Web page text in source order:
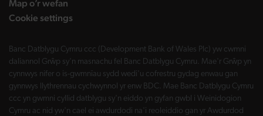
Map o’r wefan
Cookie settings
Banc Datblygu Cymru ccc (Development Bank of Wales Plc) yw cwmni
daliannol Grŵp sy'n masnachu fel Banc Datblygu Cymru. Mae'r Grŵp yn
cynnwys nifer o is-gwmnïau sydd wedi'u cofrestru gydag enwau gan
gynnwys llythrennau cychwynnol yr enw BDC. Mae Banc Datblygu Cymru
ccc yn gwmni cyllid datblygu sy'n eiddo yn gyfan gwbl i Weinidogion
Cymru ac nid yw'n cael ei awdurdodi na'i reoleiddio gan yr Awdurdod